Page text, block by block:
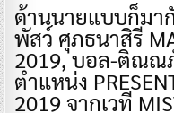
ด้านนายแบบก็มา
พัสว์ ศุภธนาสิรี
2019, บอล-ติณณ
ตำแหน่ง
2019 จากเวที